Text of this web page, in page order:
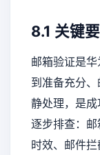
8.1 关键
邮箱验证是
到准备充分
静处理，是成
逐步排查：
时效、邮件